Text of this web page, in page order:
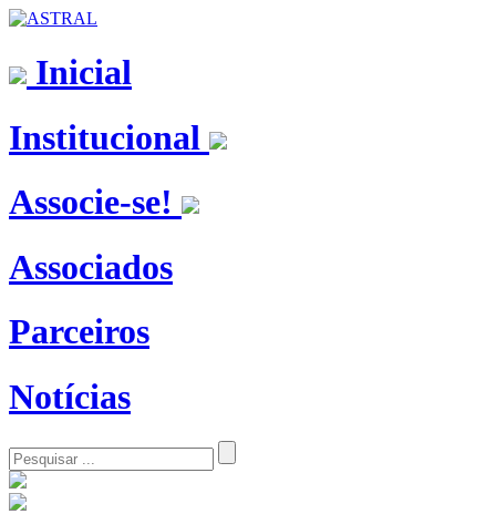
Inicial
Institucional
Associe-se!
Associados
Parceiros
Notícias